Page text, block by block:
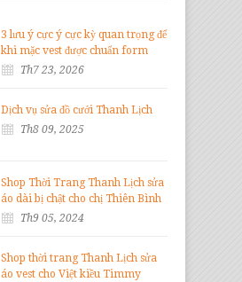
3 lưu ý cực ý cực kỳ quan trọng để
khi mặc vest được chuẩn form
Th7 23, 2026
Dịch vụ sửa đồ cưới Thanh Lịch
Th8 09, 2025
Shop Thời Trang Thanh Lịch sửa
áo dài bị chật cho chị Thiên Bình
Th9 05, 2024
Shop thời trang Thanh Lịch sửa
áo vest cho Việt kiều Timmy